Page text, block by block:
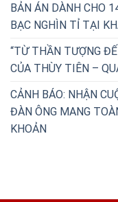
BẢN ÁN DÀNH CHO
BẠC NGHÌN TỈ TẠI
“TỪ THẦN TƯỢNG
CỦA THÙY TIÊN –
CẢNH BÁO: NHẬN
ĐÀN ÔNG MANG
KHOẢN